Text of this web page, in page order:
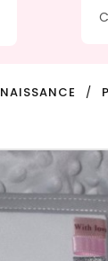
NAISSANCE